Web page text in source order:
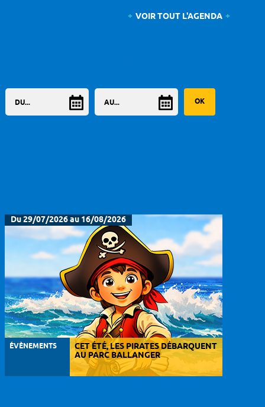
VOIR TOUT L'AGENDA
Du 29/07/2026 au 16/08/2026
ÉVÈNEMENTS CET ÉTÉ, LES PIRATES DÉBARQUENT
AU PARC BALLANGER